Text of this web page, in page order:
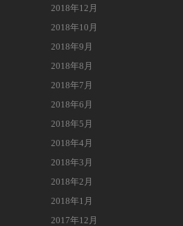
2018年12月
2018年10月
2018年9月
2018年8月
2018年7月
2018年6月
2018年5月
2018年4月
2018年3月
2018年2月
2018年1月
2017年12月